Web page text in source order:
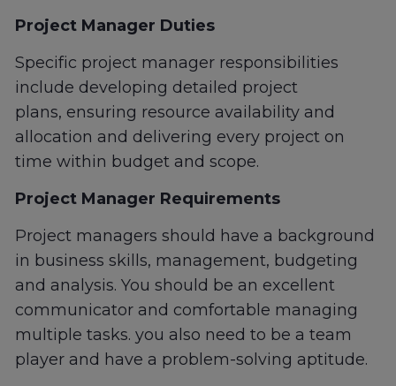
Project Manager Duties
Specific project manager responsibilities
include developing detailed project
plans, ensuring resource availability and
allocation and delivering every project on
time within budget and scope.
Project Manager Requirements
Project managers should have a background
in business skills, management, budgeting
and analysis. You should be an excellent
communicator and comfortable managing
multiple tasks. you also need to be a team
player and have a problem-solving aptitude.